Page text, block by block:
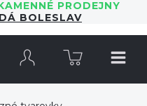
PRODEJNY
BOLESLAV